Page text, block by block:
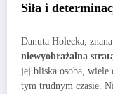
Siła i
Danuta Holecka,
niewyobrażalną
jej bliska osoba, wiele
tym trudnym czasie.